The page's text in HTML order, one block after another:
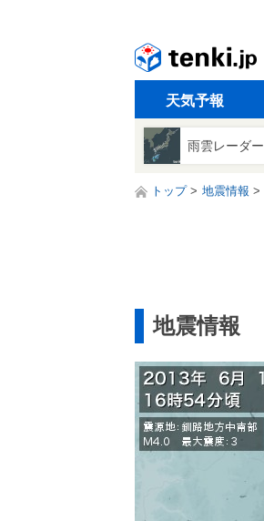
天気予報
雨雲レーダー
トップ 地震情報
地震情報